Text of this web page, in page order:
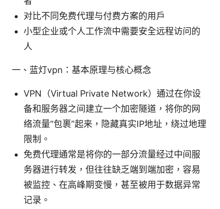
对比不同免费代理与付费方案的用户
小型企业或个人工作流中需要安全远程访问的
人
一、蓝灯vpn：基本原理与核心概念
VPN（Virtual Private Network）通过在你设
备和服务器之间建立一个加密隧道，将你的网
络流量“包裹”起来，隐藏真实IP地址，绕过地理
限制。
免费代理通常是将你的一部分流量经过中间服
务器进行转发，但往往缺乏端到端加密，容易
被监控、在高峰期变慢，甚至被用于数据异常
记录。